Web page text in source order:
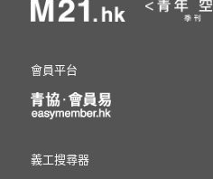
會員平台
義工搜尋器